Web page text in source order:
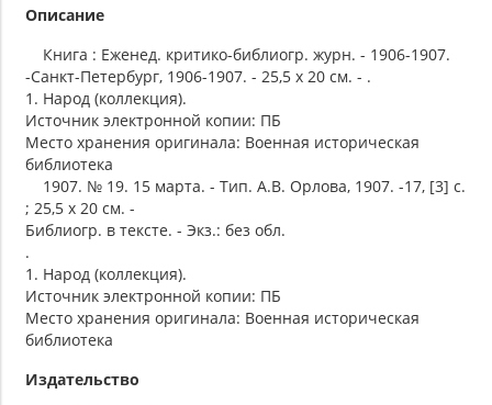
Описание
Книга : Еженед. критико-библиогр. журн. - 1906-1907.
-Санкт-Петербург, 1906-1907. - 25,5 х 20 см. - .
1. Народ (коллекция).
Источник электронной копии: ПБ
Место хранения оригинала: Военная историческая
библиотека
1907. № 19. 15 марта. - Тип. А.В. Орлова, 1907. -17, [3] с.
; 25,5 х 20 см. -
Библиогр. в тексте. - Экз.: без обл.
.
1. Народ (коллекция).
Источник электронной копии: ПБ
Место хранения оригинала: Военная историческая
библиотека
Издательство